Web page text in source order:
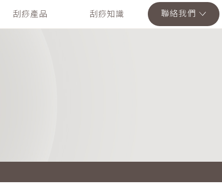
刮痧產品 刮痧知識 聯絡我們